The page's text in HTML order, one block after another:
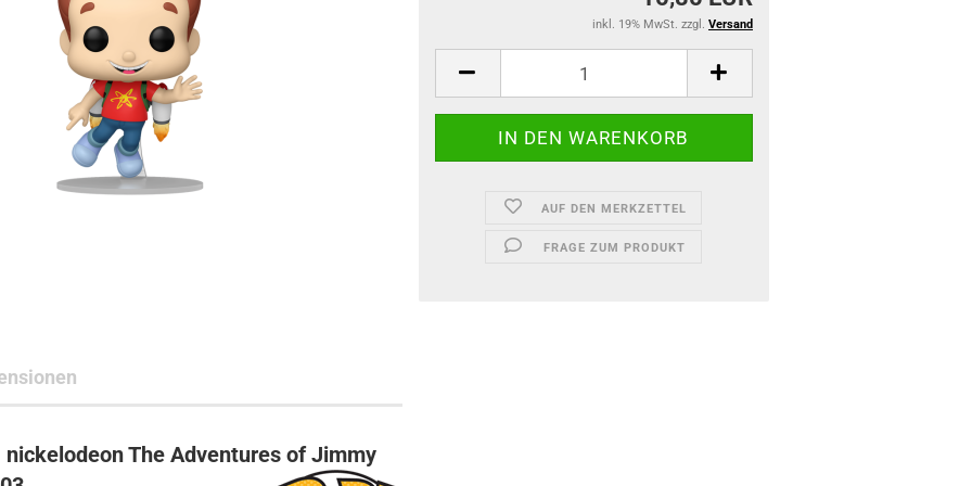
Subjects
Hersteller
inkl. 19% MwSt. zzgl. Versand
AUF DEN MERKZETTEL
FRAGE ZUM PRODUKT
The Adventures of Jimmy